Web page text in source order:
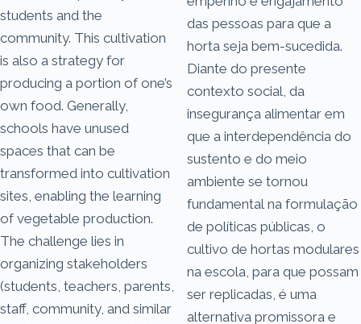
students and the
community. This cultivation
is also a strategy for
producing a portion of one’s
own food. Generally,
schools have unused
spaces that can be
transformed into cultivation
sites, enabling the learning
of vegetable production.
The challenge lies in
organizing stakeholders
(students, teachers, parents,
staff, community, and similar
das pessoas para que a
horta seja bem-sucedida.
Diante do presente
contexto social, da
insegurança alimentar em
que a interdependência do
sustento e do meio
ambiente se tornou
fundamental na formulação
de políticas públicas, o
cultivo de hortas modulares
na escola, para que possam
ser replicadas, é uma
alternativa promissora e